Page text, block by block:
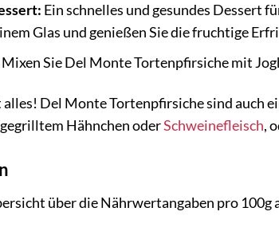
Ein schnelles und gesundes Dessert
Glas und genießen Sie die fruchtige
Mixen Sie Del Monte Tortenpfirsiche mit
Del Monte Tortenpfirsiche sind auch
Hähnchen oderSchweinefleisch,
über die Nährwertangaben pro